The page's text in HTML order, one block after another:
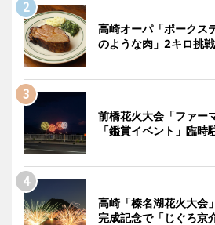
高崎オーパ「ポーク
のような肉」2キロ挑
前橋花火大会「ファー
「鑑賞イベント」臨時
高崎「榛名湖花火大会
完成記念で「じぐろ京